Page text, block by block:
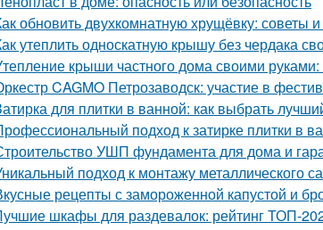
обновить двухкомнатную хрущёвку: советы
утеплить односкатную крышу без чердака
крыши частного дома своими
CAGMO Петрозаводск: участие в
для плитки в ванной: как выбрать
подход к затирке плитки в
УШП фундамента для дома и
подход к монтажу металлического
рецепты с замороженной капустой и
шкафы для раздевалок: рейтинг ТОП-